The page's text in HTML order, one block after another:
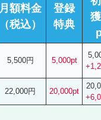
月額料金
（税込）
登録
特典
5,500円 5,000pt
22,000円 20,000pt